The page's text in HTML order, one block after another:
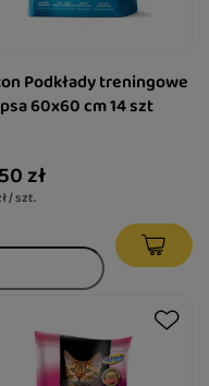
Podkłady treningowe
60x60 cm 14 szt
zł
/ szt.